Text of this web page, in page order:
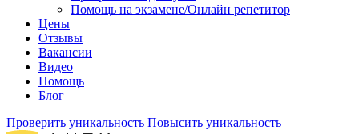
Помощь на экзамене/Онлайн репетитор
Цены
Отзывы
Вакансии
Видео
Помощь
Блог
Проверить уникальность Повысить уникальность